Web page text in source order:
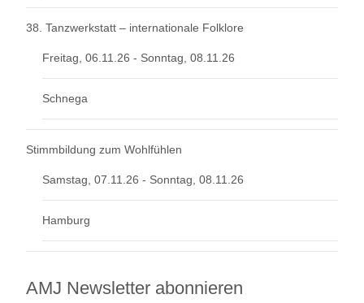
38. Tanzwerkstatt – internationale Folklore
Freitag, 06.11.26 - Sonntag, 08.11.26
Schnega
Stimmbildung zum Wohlfühlen
Samstag, 07.11.26 - Sonntag, 08.11.26
Hamburg
AMJ Newsletter abonnieren